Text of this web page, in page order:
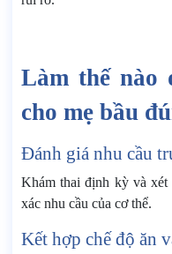
Làm thế nào
cho mẹ bầu
Đánh giá nhu cầu
Khám thai định kỳ và xét
xác nhu cầu của cơ thể.
Kết hợp chế độ ăn